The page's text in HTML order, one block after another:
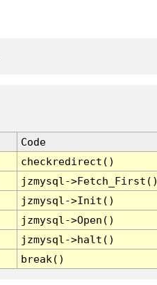
Code
checkredirect()
jzmysql-
jzmysql->Init()
jzmysql->Open()
jzmysql->halt()
break()